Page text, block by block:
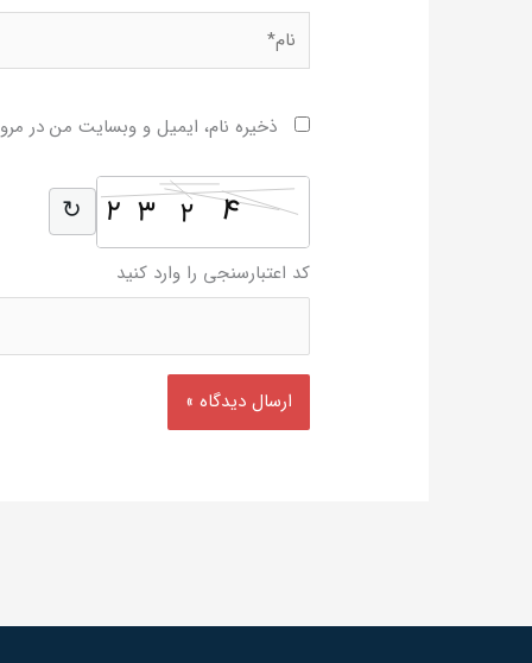
ذخیره نام، ایمیل و وبسایت من در
2 3 2 4
↻
کد اعتبارسنجی را وارد کنید
این فیلد را خالی بگذارید